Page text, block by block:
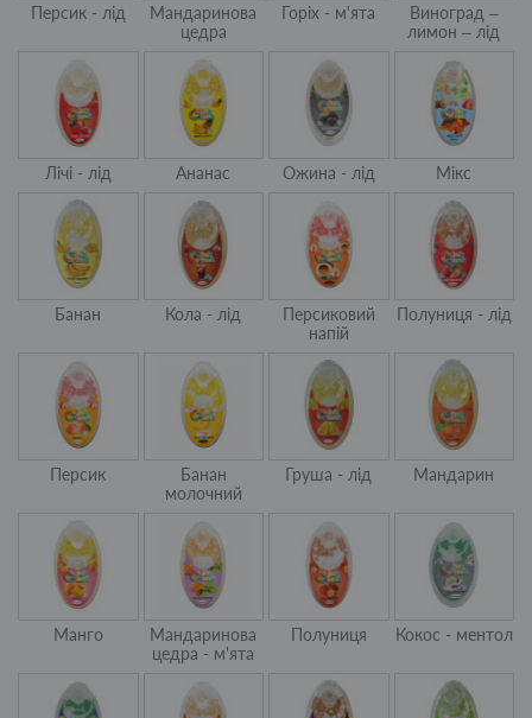
Персик - лід
Мандаринова
цедра
Горіх - м'ята
Виноград –
лимон – лід
Лічі - лід Ананас Ожина - лід Мікс
Банан Кола - лід
Персиковий
напій
Полуниця - лід
Персик
Банан
молочний
Груша - лід Мандарин
Манго
Мандаринова
цедра - м'ята
Полуниця Кокос - ментол